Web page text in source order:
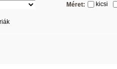
Méret: kicsi